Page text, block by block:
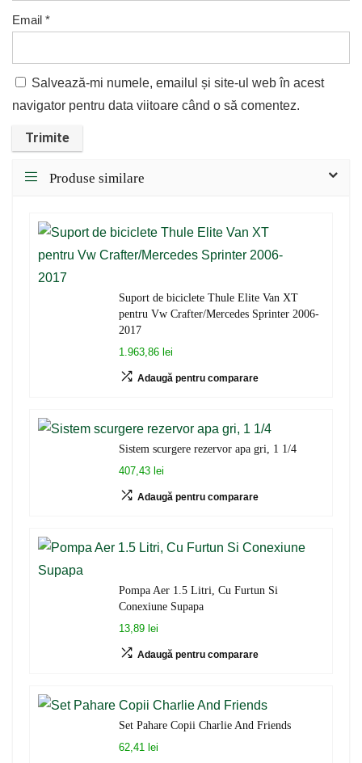
Email *
Salvează-mi numele, emailul și site-ul web în acest
navigator pentru data viitoare când o să comentez.
Produse similare
Suport de biciclete Thule Elite Van XT
pentru Vw Crafter/Mercedes Sprinter 2006-
2017
1.963,86 lei
Adaugă pentru comparare
Sistem scurgere rezervor apa gri, 1 1/4
407,43 lei
Adaugă pentru comparare
Pompa Aer 1.5 Litri, Cu Furtun Si
Conexiune Supapa
13,89 lei
Adaugă pentru comparare
Set Pahare Copii Charlie And Friends
62,41 lei